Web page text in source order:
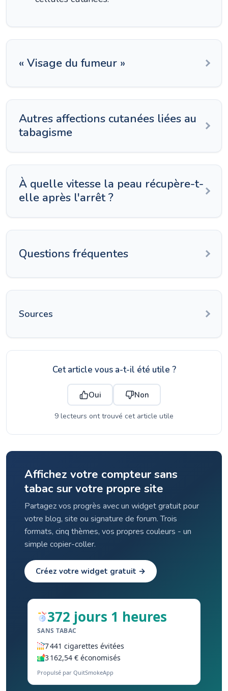
« Visage du fumeur »
Autres affections cutanées liées au
tabagisme
À quelle vitesse la peau récupère-t-
elle après l'arrêt ?
Questions fréquentes
Sources
Cet article vous a-t-il été utile ?
Oui Non
9 lecteurs ont trouvé cet article utile
Affichez votre compteur sans
tabac sur votre propre site
Partagez vos progrès avec un widget gratuit pour
votre blog, site ou signature de forum. Trois
formats, cinq thèmes, vos propres couleurs - un
simple copier-coller.
Créez votre widget gratuit →
372 jours 1 heures
SANS TABAC
7 441 cigarettes évitées
3 162,54 € économisés
Propulsé par QuitSmokeApp